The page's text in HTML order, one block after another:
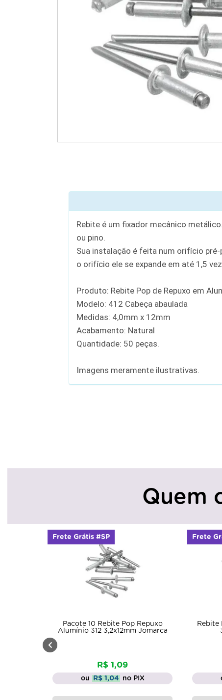
Rebite é um fixador mecânico
ou pino.
Sua instalação é feita num orifício
o orifício ele se expande em até 1,5
Produto: Rebite Pop de Repuxo em
Modelo: 412 Cabeça abaulada
Medidas: 4,0mm x 12mm
Acabamento: Natural
Quantidade: 50 peças.
Imagens meramente ilustrativas.
Quem
Pacote 10 Rebite Pop Repuxo
Alumínio 312 3,2x12mm Jomarca
R$ 1,09
ou R$ 1,04 no PIX
Frete Grátis #SP
Rebite
Frete